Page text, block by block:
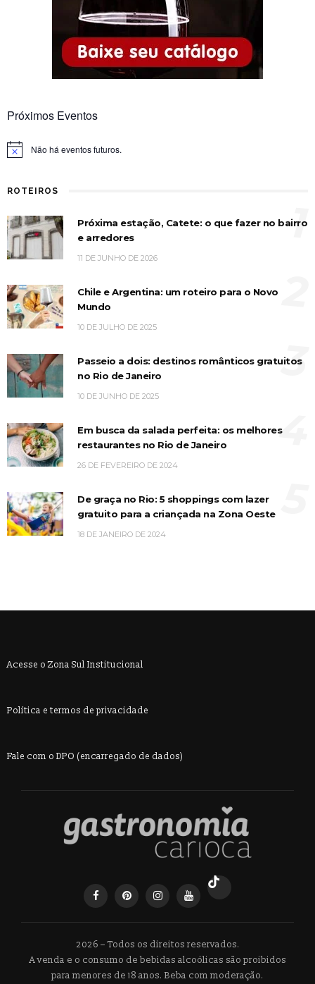
Próximos Eventos
Notice Não há eventos futuros.
ROTEIROS
Próxima estação, Catete: o que fazer no bairro
e arredores
11 DE JUNHO DE 2026
1
Chile e Argentina: um roteiro para o Novo
Mundo
10 DE JULHO DE 2025
Passeio a dois: destinos românticos gratuitos
no Rio de Janeiro
10 DE JUNHO DE 2025
3
Em busca da salada perfeita: os melhores
restaurantes no Rio de Janeiro
26 DE FEVEREIRO DE 2024
4
De graça no Rio: 5 shoppings com lazer
gratuito para a criançada na Zona Oeste
18 DE JANEIRO DE 2024
Acesse o Zona Sul Institucional
Política e termos de privacidade
Fale com o DPO (encarregado de dados)
2026 – Todos os direitos reservados.
A venda e o consumo de bebidas alcoólicas são proibidos
para menores de 18 anos. Beba com moderação.